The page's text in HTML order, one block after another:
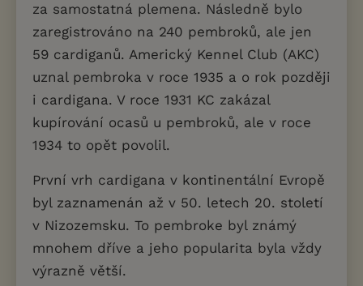
za samostatná plemena. Následně bylo
zaregistrováno na 240 pembroků, ale jen
59 cardiganů. Americký Kennel Club (AKC)
uznal pembroka v roce 1935 a o rok později
i cardigana. V roce 1931 KC zakázal
kupírování ocasů u pembroků, ale v roce
1934 to opět povolil.
První vrh cardigana v kontinentální Evropě
byl zaznamenán až v 50. letech 20. století
v Nizozemsku. To pembroke byl známý
mnohem dříve a jeho popularita byla vždy
výrazně větší.